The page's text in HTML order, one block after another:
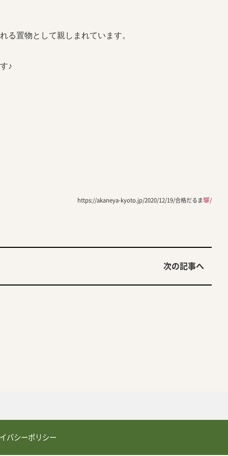
る置物として親しまれています。
♪
https://akaneya-kyoto.jp/2020/12/19/合格だるま /
次の記事へ
バシーポリシー